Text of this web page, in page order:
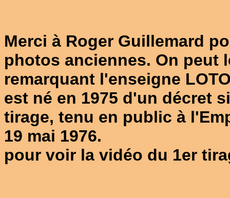
Merci à Roger Guillemard
photos anciennes. On peut
remarquant l'enseigne
est né en 1975 d'un décret
tirage, tenu en public à
19 mai 1976.
pour voir la vidéo du 1er